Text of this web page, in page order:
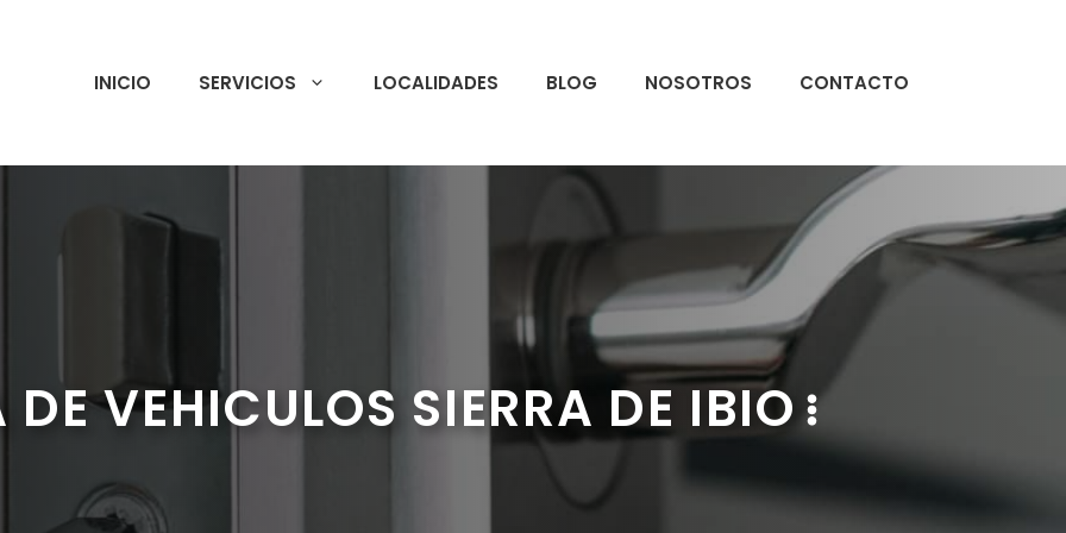
INICIO SERVICIOS LOCALIDADES BLOG NOSOTROS CONTACTO
DE VEHICULOS SIERRA DE IBIO